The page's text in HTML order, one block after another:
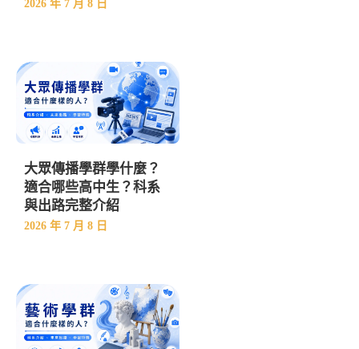
2026 年 7 月 8 日
大眾傳播學群學什麼？
適合哪些高中生？科系
與出路完整介紹
2026 年 7 月 8 日